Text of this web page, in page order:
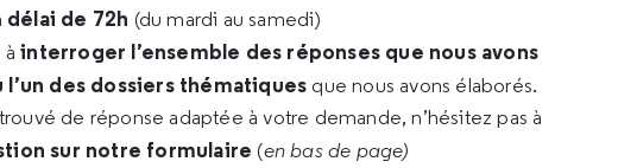
délai de 72h (du mardi au samedi)
àinterroger l’ensemble des réponses que nous avons
des dossiers thématiques que nous avons élaborés.
de réponse adaptée à votre demande, n’hésitez pas à
sur notre formulaire (en bas de page)